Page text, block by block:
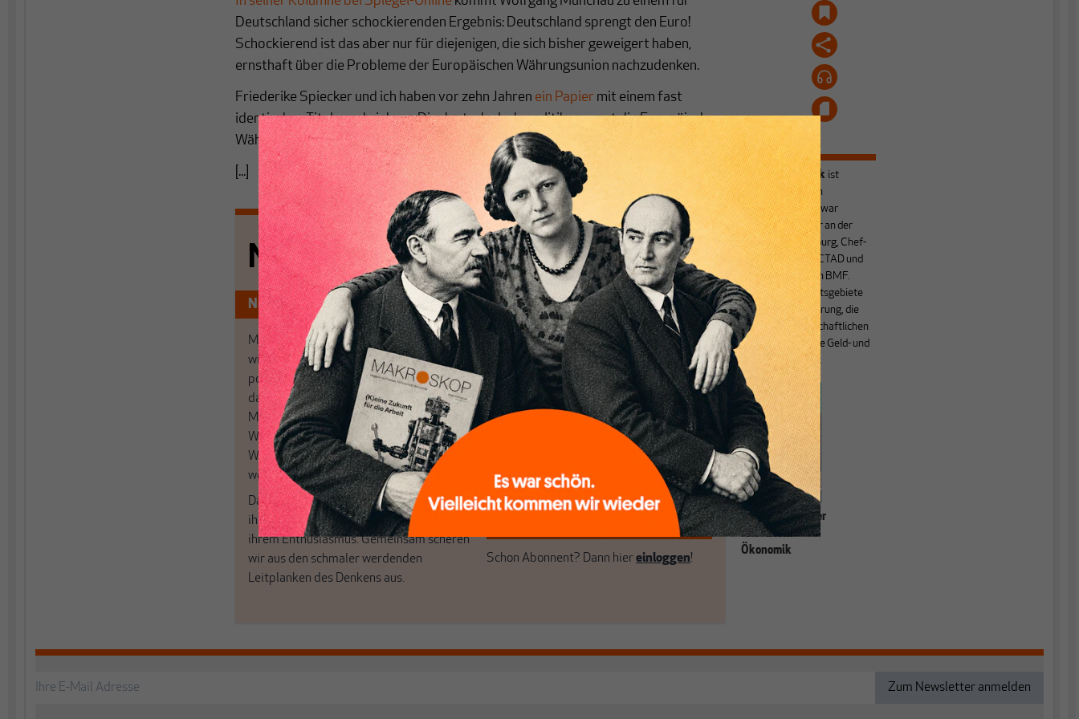
Deutschland sicher schockierenden Ergebnis: Deutschland sprengt den Euro!
Schockierend ist das aber nur für diejenigen, die sich bisher geweigert haben,
ernsthaft über die Probleme der Europäischen Währungsunion nachzudenken.
Friederike Spiecker und ich haben vor zehn Jahren ein Papier mit einem fast
identischen Titel geschrieben: „Die deutsche Lohnpolitik sprengt die Europäische
Währungsunion“. Dort kamen wir ebenfalls zu einem schockierenden Ergebnis:
[...]
Nichts schreibt sich von allein!
Nur für Abonnenten
MAKROSKOP analysiert
wirtschaftspolitische Themen aus einer
postkeynesianischen Perspektive und ist
damit in Deutschland einzigartig.
MAKROSKOP steht für das große Ganze.
Wir haben einen Blick auf Geld,
Wirtschaft und Politik, den Sie so
woanders nicht finden.
Dabei leben wir von unseren Autoren,
ihren Recherchen, ihrem Wissen und
ihrem Enthusiasmus. Gemeinsam scheren
wir aus den schmaler werdenden
Leitplanken des Denkens aus.
Wir verlassen die journalistische
Filterblase, in der sich viele eingerichtet
haben. Wir öffnen Fenster und bringen
frische Luft in die engen und verstaubten
Debattenräume.
Brauchen Sie auch frische Luft? Dann
folgen Sie einfach dem Button.
ABONNIEREN SIE MAKROSKOP
Schon Abonnent? Dann hiereinloggen!
Heiner Flassbeck ist
Mitbegründer von
MAKROSKOP.Er war
Honorarprofessor an der
Universität Hamburg, Chef-
Volkswirt der UNCTAD und
Staatssekretär im BMF.
Seine Hauptarbeitsgebiete
sind die Globalisierung, die
Theorie der wirtschaftlichen
Entwicklung sowie Geld- und
Währungstheorie.
Grundlagen einer
relevanten
Ökonomik